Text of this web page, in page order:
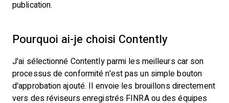
publication.
Pourquoi ai-je choisi Contently
J'ai sélectionné Contently parmi les meilleurs car son
processus de conformité n'est pas un simple bouton
d'approbation ajouté. Il envoie les brouillons directement
vers des réviseurs enregistrés FINRA ou des équipes